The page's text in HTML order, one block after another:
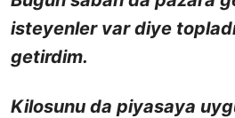
isteyenler var diye
getirdim.
Kilosunu da piyasaya